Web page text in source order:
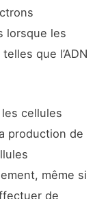
lorsque les
que l’ADN
cellules
production de
même si
de